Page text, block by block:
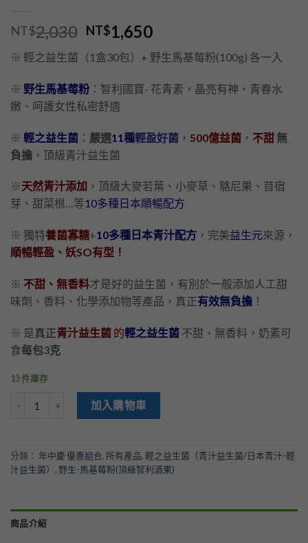
NT$2,030 NT$1,650
※ 輕之益生菌（1盒30包）+ 野生馬基莓粉(100g) 各一入
※ 野生馬基莓粉 ：智利國寶- 花青素，晶亮有神、青春水
嫩、呵護女性私密舒適
※ 輕之益生菌 ： 嚴選11種輕盈好菌 ， 500億益菌 ， 不甜 無
負擔 ，頂級青汁益生菌
※天然青汁添加 ，頂級大麥若葉、小麥草、駱尼果、苜宿
芽、甜菜根…等10多種日本順暢配方
※ 獨特養菌寡糖+10多種日本青汁配方 ，完美益生元來源，
順暢輕盈、妖SO有型！
※ 不甜、無香料才是好的益生菌，有別於一般添加人工甜
味劑、香料、化學添加物等產品，真正有效無負擔 ！
※ 是真正青汁益生菌 的輕之益生菌 不甜、無香料，奶素可
食每包3克
13 件庫存
加入購物車
分類： 年中慶 優惠組合, 所有產品,輕之益生菌（青汁益生菌/日本青汁-輕
汁益生菌） , 野生-馬基莓粉(頂級智利酒果)
商品介紹